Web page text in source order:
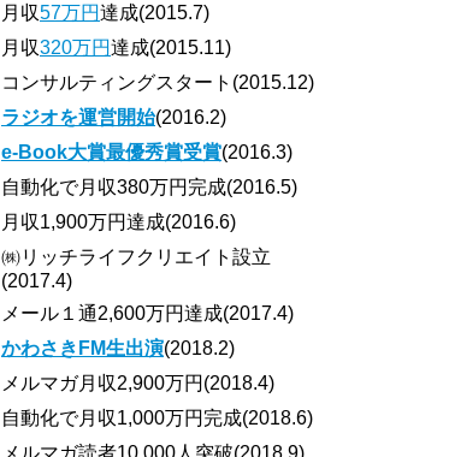
月収57万円達成(2015.7)
月収320万円達成(2015.11)
コンサルティングスタート(2015.12)
ラジオを運営開始(2016.2)
e-Book大賞最優秀賞受賞(2016.3)
自動化で月収380万円完成(2016.5)
月収1,900万円達成(2016.6)
㈱リッチライフクリエイト設立
(2017.4)
メール１通2,600万円達成(2017.4)
かわさきFM生出演(2018.2)
メルマガ月収2,900万円(2018.4)
自動化で月収1,000万円完成(2018.6)
メルマガ読者10,000人突破(2018.9)